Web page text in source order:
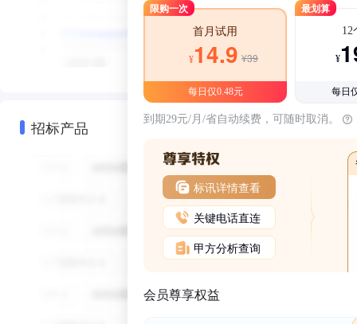
招标产品
限购一次
首月试用
¥14.9 ¥39
每日仅0.48元
最划算
12
¥
每日
到期29元/月/省自动续费，可随时取消。
标讯详情查看
关键电话直连
甲方分析查询
会员尊享权益